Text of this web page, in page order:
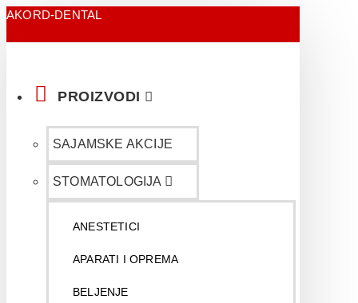
AKORD-DENTAL
PROIZVODI
SAJAMSKE AKCIJE
STOMATOLOGIJA
ANESTETICI
APARATI I OPREMA
BELJENJE